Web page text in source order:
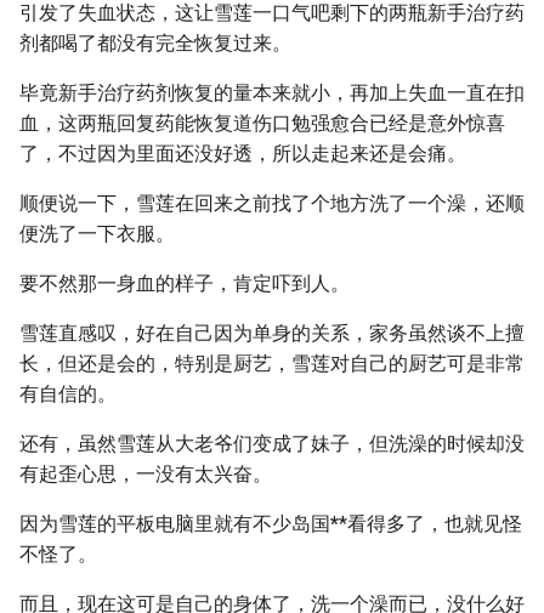
引发了失血状态，这让雪莲一口气吧剩下的两瓶新手治疗药
剂都喝了都没有完全恢复过来。
毕竟新手治疗药剂恢复的量本来就小，再加上失血一直在扣
血，这两瓶回复药能恢复道伤口勉强愈合已经是意外惊喜
了，不过因为里面还没好透，所以走起来还是会痛。
顺便说一下，雪莲在回来之前找了个地方洗了一个澡，还顺
便洗了一下衣服。
要不然那一身血的样子，肯定吓到人。
雪莲直感叹，好在自己因为单身的关系，家务虽然谈不上擅
长，但还是会的，特别是厨艺，雪莲对自己的厨艺可是非常
有自信的。
还有，虽然雪莲从大老爷们变成了妹子，但洗澡的时候却没
有起歪心思，一没有太兴奋。
因为雪莲的平板电脑里就有不少岛国**看得多了，也就见怪
不怪了。
而且，现在这可是自己的身体了，洗一个澡而已，没什么好